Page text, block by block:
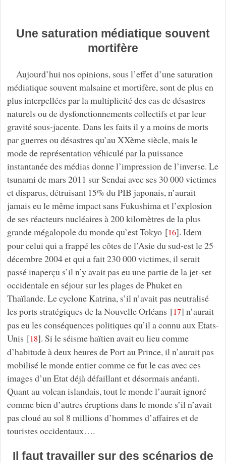
Une saturation médiatique souvent
mortifère
Aujourd’hui nos opinions, sous l’effet d’une saturation
médiatique souvent malsaine et mortifère, sont de plus en
plus interpellées par la multiplicité des cas de désastres
naturels ou de dysfonctionnements collectifs et par leur
gravité sous-jacente. Dans les faits il y a moins de morts
par guerres ou désastres qu’au XXème siècle, mais le
mode de représentation véhiculé par la puissance
instantanée des médias donne l’impression de l’inverse. Le
tsunami de mars 2011 sur Sendai avec ses 30 000 victimes
et disparus, détruisant 15% du PIB japonais, n’aurait
jamais eu le même impact sans Fukushima et l’explosion
de ses réacteurs nucléaires à 200 kilomètres de la plus
grande mégalopole du monde qu’est Tokyo[16]. Idem
pour celui qui a frappé les côtes de l’Asie du sud-est le 25
décembre 2004 et qui a fait 230 000 victimes, il serait
passé inaperçu s’il n’y avait pas eu une partie de la jet-set
occidentale en séjour sur les plages de Phuket en
Thaïlande. Le cyclone Katrina, s’il n’avait pas neutralisé
les ports stratégiques de la Nouvelle Orléans [17] n’aurait
pas eu les conséquences politiques qu’il a connu aux Etats-
Unis [18]. Si le séisme haïtien avait eu lieu comme
d’habitude à deux heures de Port au Prince, il n’aurait pas
mobilisé le monde entier comme ce fut le cas avec ces
images d’un Etat déjà défaillant et désormais anéanti.
Quant au volcan islandais, tout le monde l’aurait ignoré
comme bien d’autres éruptions dans le monde s’il n’avait
pas cloué au sol 8 millions d’hommes d’affaires et de
touristes occidentaux….
Il faut travailler sur des scénarios de